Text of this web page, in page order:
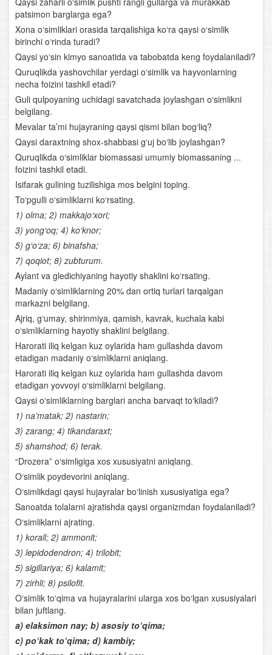
Boshoyoqli mollyuskalar
Bo‘g‘imoyoqlilar tipi
Foydali hasharotlar
Xordalilar tipi
Lantsetnik
Umurtqasiz va umurtqalilar (xordalilar) ning qon
aylanish sistemasi
Nerv sistemasi va sezgi organlari
Baliqlar sinfi
Baliqlarning ko‘payishi
Baliqlar sinfining klassifikatsiyasi va ahamiyati
Suvda va quruqlikda yashovchilar sinfi
Suvda hamda quruqlikda yashovchilarning xilma-xilligi
Suvda hamda quruqlikda yashovchilarning ko‘payishi,
rivojlanishi va kelib chiqishi
Sudralib yuruvchilar sinfi
Qushlarning tuzilishi
Qushlarning ko‘payishi va rivojlanishi
Qushlarning yashash tarzi va mavsumiy hodisalarga
moslanishi
Qushlarning kelib chiqishi
Qushlar sistematikasi
Parrandachilik
Sutemizuvchilar sinfi
Sutemizuvchilarning tuzilishi
Sutemizuvchilarning klassifikatsiyasi
patsimon barglarga ega?
Xona o‘simliklari orasida tarqalishiga ko‘ra qaysi o‘simlik
birinchi o‘rinda turadi?
Qaysi yo‘sin kimyo sanoatida va tabobatda keng foydalaniladi?
Quruqlikda yashovchilar yerdagi o‘simlik va hayvonlarning
necha foizini tashkil etadi?
Guli qulpoyaning uchidagi savatchada joylashgan o‘simlikni
belgilang.
Mevalar ta’mi hujayraning qaysi qismi bilan bog‘liq?
Qaysi daraxtning shox-shabbasi g‘uj bo‘lib joylashgan?
Quruqlikda o‘simliklar biomassasi umumiy biomassaning ...
foizini tashkil etadi.
Isifarak gulining tuzilishiga mos belgini toping.
To‘pgulli o‘simliklarni ko‘rsating.
1) olma; 2) makkajo‘xori;
3) yong‘oq; 4) ko‘knor;
5) g‘o‘za; 6) binafsha;
7) qoqiot; 8) zubturum.
Aylant va gledichiyaning hayotiy shaklini ko‘rsating.
Madaniy o‘simliklarning 20% dan ortiq turlari tarqalgan
markazni belgilang.
Ajriq, g‘umay, shirinmiya, qamish, kavrak, kuchala kabi
o‘simliklarning hayotiy shaklini belgilang.
Harorati iliq kelgan kuz oylarida ham gullashda davom
etadigan madaniy o‘simliklarni aniqlang.
Harorati iliq kelgan kuz oylarida ham gullashda davom
etadigan yovvoyi o‘simliklarni belgilang.
Qaysi o‘simliklarning barglari ancha barvaqt to‘kiladi?
1) na’matak; 2) nastarin;
3) zarang; 4) tikandaraxt;
5) shamshod; 6) terak.
“Drozera” o‘simligiga xos xususiyatni aniqlang.
O‘simlik poydevorini aniqlang.
O‘simlikdagi qaysi hujayralar bo‘linish xususiyatiga ega?
Sanoatda tolalarni ajratishda qaysi organizmdan foydalaniladi?
O‘simliklarni ajrating.
1) korall; 2) ammonit;
3) lepidodendron; 4) trilobit;
5) sigillariya; 6) kalamit;
7) zirhli; 8) psilofit.
O‘simlik to‘qima va hujayralarini ularga xos bo‘lgan xususiyalari
bilan juftlang.
a) elaksimon nay; b) asosiy to‘qima;
c) po‘kak to‘qima; d) kambiy;